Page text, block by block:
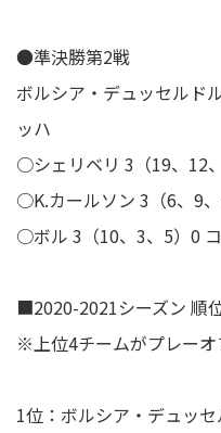
●準決勝第2戦
ボルシア・デュッセルド
ッハ
○シェリベリ 3（19、12
○K.カールソン 3（6、9
○ボル 3（10、3、5）0
■2020-2021シーズン 順
※上位4チームがプレーオ
1位：ボルシア・デュッ